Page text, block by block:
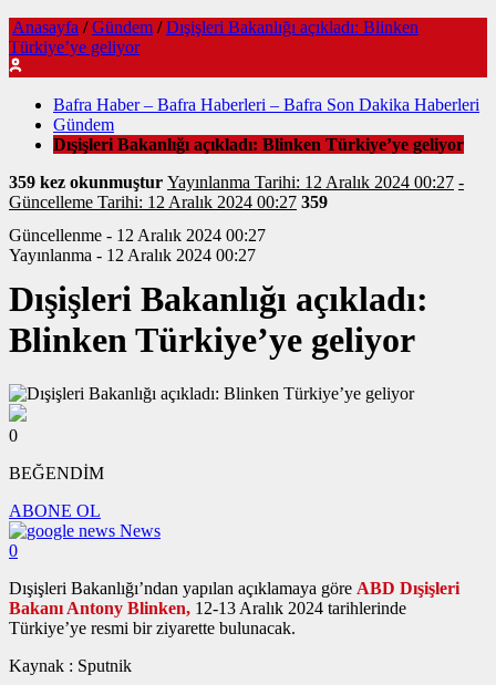
Anasayfa / Gündem / Dışişleri Bakanlığı açıkladı: Blinken
Türkiye’ye geliyor
Bafra Haber – Bafra Haberleri – Bafra Son Dakika Haberleri
Gündem
Dışişleri Bakanlığı açıkladı: Blinken Türkiye’ye geliyor
359 kez okunmuştur Yayınlanma Tarihi: 12 Aralık 2024 00:27 -
Güncelleme Tarihi: 12 Aralık 2024 00:27 359
Güncellenme - 12 Aralık 2024 00:27
Yayınlanma - 12 Aralık 2024 00:27
Dışişleri Bakanlığı açıkladı:
Blinken Türkiye’ye geliyor
0
BEĞENDİM
ABONE OL
News
0
Dışişleri Bakanlığı’ndan yapılan açıklamaya göre ABD Dışişleri
Bakanı Antony Blinken, 12-13 Aralık 2024 tarihlerinde
Türkiye’ye resmi bir ziyarette bulunacak.
Kaynak : Sputnik